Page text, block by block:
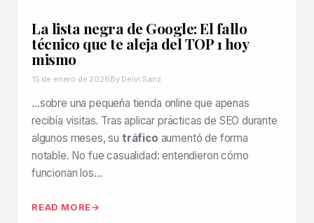
La lista negra de Google: El fallo
técnico que te aleja del TOP 1 hoy
mismo
15 de enero de 2026By Deivi Sanz
…sobre una pequeña tienda online que apenas
recibía visitas. Tras aplicar prácticas de SEO durante
algunos meses, su tráfico aumentó de forma
notable. No fue casualidad: entendieron cómo
funcionan los…
READ MORE